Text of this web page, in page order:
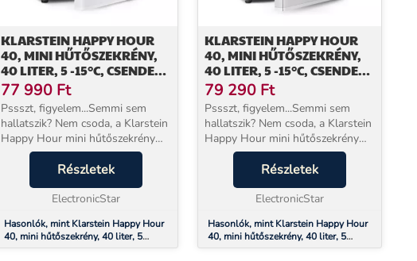
KLARSTEIN HAPPY HOUR
40, MINI HŰTŐSZEKRÉNY,
40 LITER, 5 -15°C, CSENDES,
23DB, LED VILÁGÍTÁS,
FEHÉR
77 990 Ft
Pssszt, figyelem...Semmi sem
hallatszik? Nem csoda, a Klarstein
Happy Hour mini hűtőszekrény
teljesen zajtalan. Nincs búgás
vagy zümmögés, mert a
hűtőrendszere a legmodernebb.
Játékosan megőrzi az ita...
Részletek
ElectronicStar
Hasonlók, mint Klarstein Happy Hour
40, mini hűtőszekrény, 40 liter, 5
-15°C, csendes, 23dB, LED világítás,
KLARSTEIN HAPPY HOUR
40, MINI HŰTŐSZEKRÉNY,
40 LITER, 5 -15°C, CSENDES,
23DB, LED VILÁGÍTÁS,
EZÜST
79 290 Ft
Pssszt, figyelem...Semmi sem
hallatszik? Nem csoda, a Klarstein
Happy Hour mini hűtőszekrény
teljesen zajtalan. Nincs búgás
vagy zümmögés, mert a
hűtőrendszere a legmodernebb.
Játékosan megőrzi az ita...
Részletek
ElectronicStar
Hasonlók, mint Klarstein Happy Hour
40, mini hűtőszekrény, 40 liter, 5
-15°C, csendes, 23dB, LED világítás,